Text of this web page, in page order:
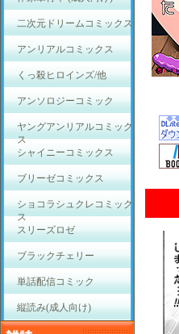
二次元ドリームコミックス
アンリアルコミックス
くっ殺ヒロインズ/他
アンソロジーコミック
ヤングアンリアルコミック
ス
シャイニーコミックス
ブリーゼコミックス
ショコラシュクレコミック
ス
スリーズロゼ
ブラックチェリー
単話配信コミック
縦読み(成人向け)